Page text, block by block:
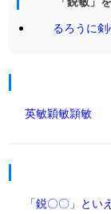
るろうに
英敏穎敏頴敏
「鋭〇〇」とい